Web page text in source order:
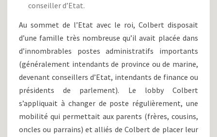
conseiller d’Etat.
Au sommet de l’Etat avec le roi, Colbert disposait
d’une famille très nombreuse qu’il avait placée dans
d’innombrables postes administratifs importants
(généralement intendants de province ou de marine,
devenant conseillers d’Etat, intendants de finance ou
présidents de parlement). Le lobby Colbert
s’appliquait à changer de poste régulièrement, une
mobilité qui permettait aux parents (frères, cousins,
oncles ou parrains) et alliés de Colbert de placer leur